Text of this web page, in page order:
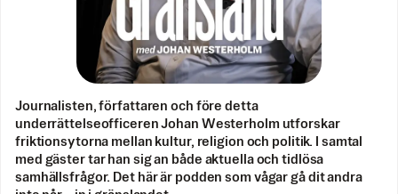
Journalisten, författaren och före detta
underrättelseofficeren Johan Westerholm utforskar
friktionsytorna mellan kultur, religion och politik. I samtal
med gäster tar han sig an både aktuella och tidlösa
samhällsfrågor. Det här är podden som vågar gå dit andra